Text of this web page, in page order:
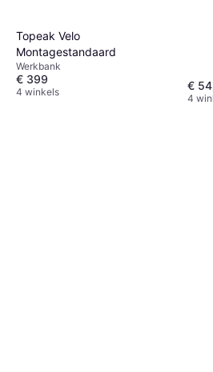
Topeak Velo
Montagestandaard
Werkbank
€ 399
4 winkels €
4